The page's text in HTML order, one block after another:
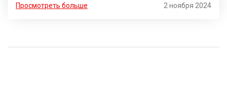
поддержки, какие документы необходимо собрать и
их решения. Статья поможет семьям, проживающим за
Просмотреть больше 2 ноября 2024